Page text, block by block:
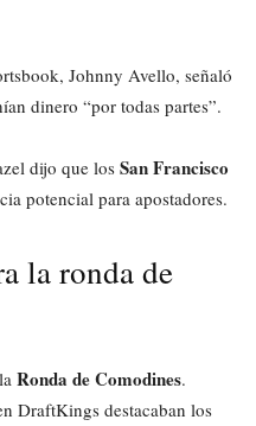
Johnny Avello, señaló
dinero “por todas partes”.
dijo que los San Francisco
potencial para apostadores.
la ronda de
Ronda de Comodines.
DraftKings destacaban los